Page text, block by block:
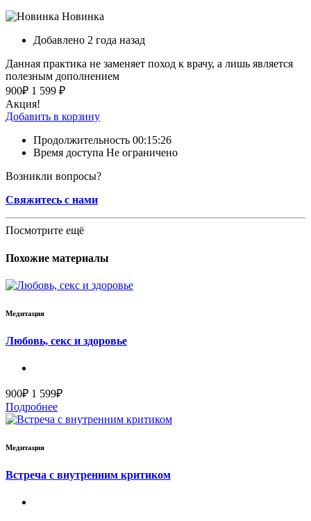
Новинка
Добавлено 2 года назад
Данная практика не заменяет поход к врачу, а лишь является
полезным дополнением
900₽ 1 599 ₽
Акция!
Добавить в корзину
Продолжительность 00:15:26
Время доступа Не ограничено
Возникли вопросы?
Свяжитесь с нами
Посмотрите ещё
Похожие материалы
Медитация
Любовь, секс и здоровье
900₽ 1 599₽
Подробнее
Медитация
Встреча с внутренним критиком